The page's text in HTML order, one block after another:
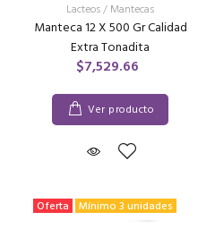
Lacteos/ Mantecas
Manteca 12 X 500 Gr Calidad
Extra Tonadita
$7,529.66
Ver producto
Oferta Mínimo 3 unidades